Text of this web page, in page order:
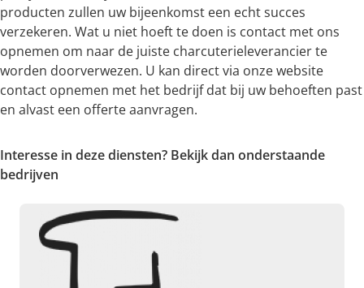
producten zullen uw bijeenkomst een echt succes
verzekeren. Wat u niet hoeft te doen is contact met ons
opnemen om naar de juiste charcuterieleverancier te
worden doorverwezen. U kan direct via onze website
contact opnemen met het bedrijf dat bij uw behoeften past
en alvast een offerte aanvragen.
Interesse in deze diensten? Bekijk dan onderstaande
bedrijven